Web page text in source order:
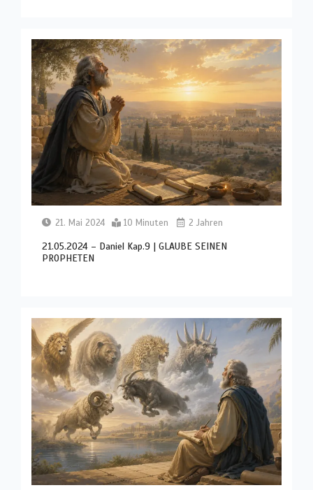
21. Mai 2024 10 Minuten 2 Jahren
21.05.2024 – Daniel Kap.9 | GLAUBE SEINEN
PROPHETEN